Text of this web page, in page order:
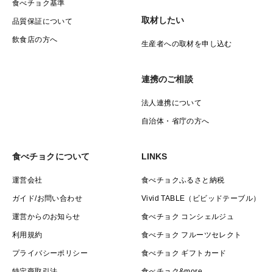
食べチョク基準
品質保証について
飲食店の方へ
取材したい
生産者への取材を申し込む
連携のご相談
法人連携について
自治体・省庁の方へ
食べチョクについて
運営会社
ガイド/お問い合わせ
運営からのお知らせ
利用規約
プライバシーポリシー
LINKS
食べチョクふるさと納税
Vivid TABLE（ビビッドテーブル）
食べチョク コンシェルジュ
食べチョク フルーツセレクト
食べチョク ギフトカード